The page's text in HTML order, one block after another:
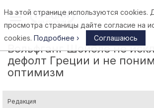
Вольфганг Шойбле не
дефолт Греции и не
оптимизм
Редакция
На этой странице используются cookies.
просмотра страницы дайте согласие на
cookies. Подробнее › Соглашаюсь